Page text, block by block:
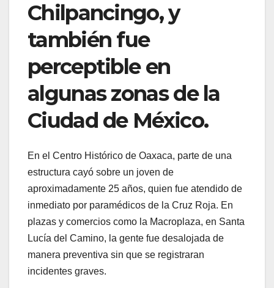
Chilpancingo, y
también fue
perceptible en
algunas zonas de la
Ciudad de México.
En el Centro Histórico de Oaxaca, parte de una
estructura cayó sobre un joven de
aproximadamente 25 años, quien fue atendido de
inmediato por paramédicos de la Cruz Roja. En
plazas y comercios como la Macroplaza, en Santa
Lucía del Camino, la gente fue desalojada de
manera preventiva sin que se registraran
incidentes graves.